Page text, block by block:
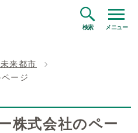
検索 メニュー
来都市
ージ
株式会社のペー